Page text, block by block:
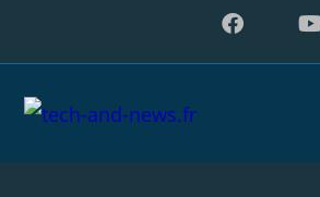
content